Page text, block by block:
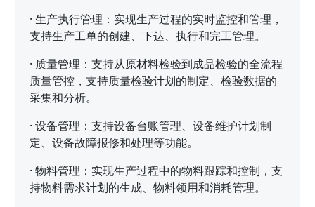
·生产执行管理：实现生产过程的实时监控和管理，
支持生产工单的创建、下达、执行和完工管理。
· 质量管理：支持从原材料检验到成品检验的全流程
质量管控，支持质量检验计划的制定、检验数据的
采集和分析。
·设备管理：支持设备台账管理、设备维护计划制
定、设备故障报修和处理等功能。
·物料管理：实现生产过程中的物料跟踪和控制，支
持物料需求计划的生成、物料领用和消耗管理。